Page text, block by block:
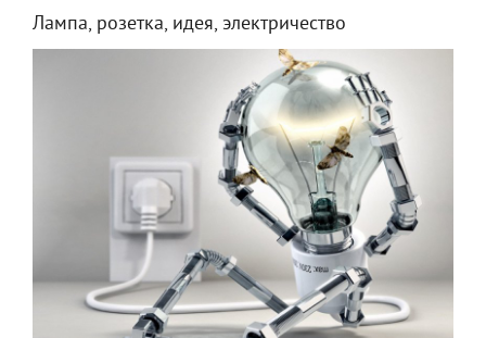
Лампа, розетка, идея, электричество